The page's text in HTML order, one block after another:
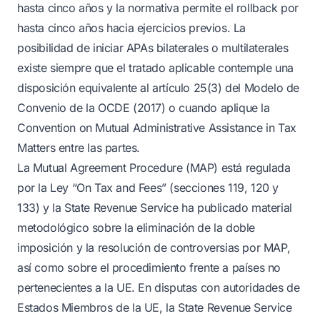
hasta cinco años y la normativa permite el rollback por
hasta cinco años hacia ejercicios previos. La
posibilidad de iniciar APAs bilaterales o multilaterales
existe siempre que el tratado aplicable contemple una
disposición equivalente al artículo 25(3) del Modelo de
Convenio de la OCDE (2017) o cuando aplique la
Convention on Mutual Administrative Assistance in Tax
Matters entre las partes.
La Mutual Agreement Procedure (MAP) está regulada
por la Ley “On Tax and Fees” (secciones 119, 120 y
133) y la State Revenue Service ha publicado material
metodológico sobre la eliminación de la doble
imposición y la resolución de controversias por MAP,
así como sobre el procedimiento frente a países no
pertenecientes a la UE. En disputas con autoridades de
Estados Miembros de la UE, la State Revenue Service